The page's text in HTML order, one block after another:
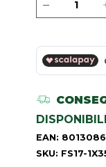
EAN:
SKU: FS17-